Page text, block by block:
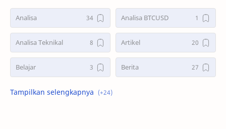
Analisa Analisa BTCUSD
Analisa Teknikal Artikel
Belajar Berita
Bonus Deposit